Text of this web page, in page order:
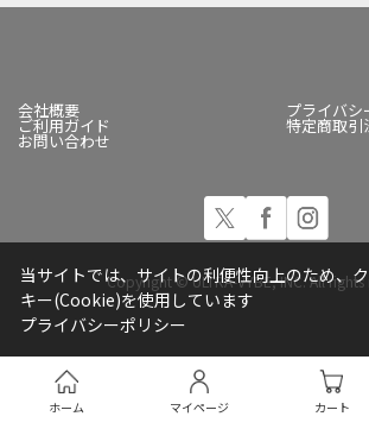
ホーム マイページ カート
会社概要 プライバシ
ご利用ガイド 特定商取引
お問い合わせ
Copyright © ULTRA-VYBE, INC. All rights
当サイトでは、サイトの利便性向上のため、
キー(Cookie)を使用しています
プライバシーポリシー